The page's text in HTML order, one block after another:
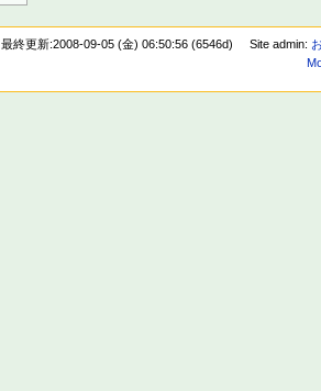
最終更新:2008-09-05 (金) 06:50:56 (6546d) Site admin: